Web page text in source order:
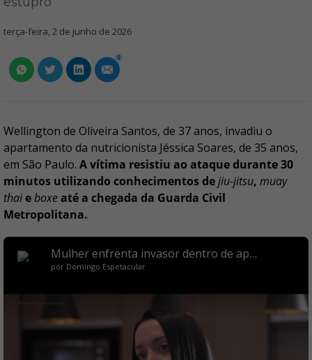
terça-feira, 2 de junho de 2026
0
Wellington de Oliveira Santos, de 37 anos, invadiu o
apartamento da nutricionista Jéssica Soares, de 35 anos,
em São Paulo. A vítima resistiu ao ataque durante 30
minutos utilizando conhecimentos dejiu-jitsu, muay
thaieboxeaté a chegada da Guarda Civil
Metropolitana.